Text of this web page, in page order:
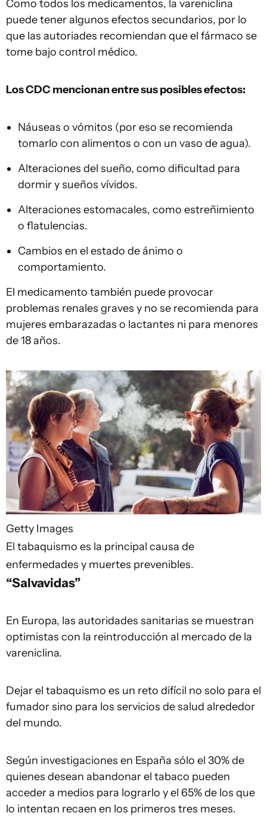
Como todos los medicamentos, la vareniclina
puede tener algunos efectos secundarios, por lo
que las autoriades recomiendan que el fármaco se
tome bajo control médico.
Los CDC mencionan entre sus posibles efectos:
Náuseas o vómitos (por eso se recomienda
tomarlo con alimentos o con un vaso de agua).
Alteraciones del sueño, como dificultad para
dormir y sueños vívidos.
Alteraciones estomacales, como estreñimiento
o flatulencias.
Cambios en el estado de ánimo o
comportamiento.
El medicamento también puede provocar
problemas renales graves y no se recomienda para
mujeres embarazadas o lactantes ni para menores
de 18 años.
Getty Images
El tabaquismo es la principal causa de
enfermedades y muertes prevenibles.
“Salvavidas”
En Europa, las autoridades sanitarias se muestran
optimistas con la reintroducción al mercado de la
vareniclina.
Dejar el tabaquismo es un reto difícil no solo para el
fumador sino para los servicios de salud alrededor
del mundo.
Según investigaciones en España sólo el 30% de
quienes desean abandonar el tabaco pueden
acceder a medios para lograrlo y el 65% de los que
lo intentan recaen en los primeros tres meses.